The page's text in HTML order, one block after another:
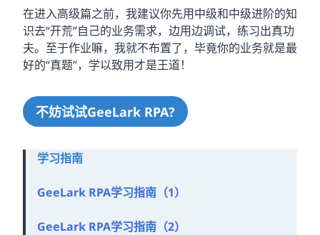
在进入高级篇之前，我建议你先用中级和中级进阶的知
识去“开荒”自己的业务需求，边用边调试，练习出真功
夫。至于作业嘛，我就不布置了，毕竟你的业务就是最
好的“真题”，学以致用才是王道！
不妨试试GeeLark RPA?
学习指南
GeeLark RPA学习指南（1）
GeeLark RPA学习指南（2）